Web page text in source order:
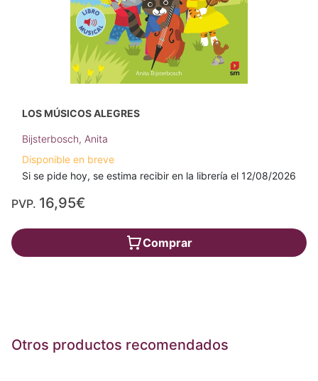
LOS MÚSICOS ALEGRES
Bijsterbosch, Anita
Disponible en breve
Si se pide hoy, se estima recibir en la librería el 12/08/2026
PVP. 16,95€
Comprar
Otros productos recomendados